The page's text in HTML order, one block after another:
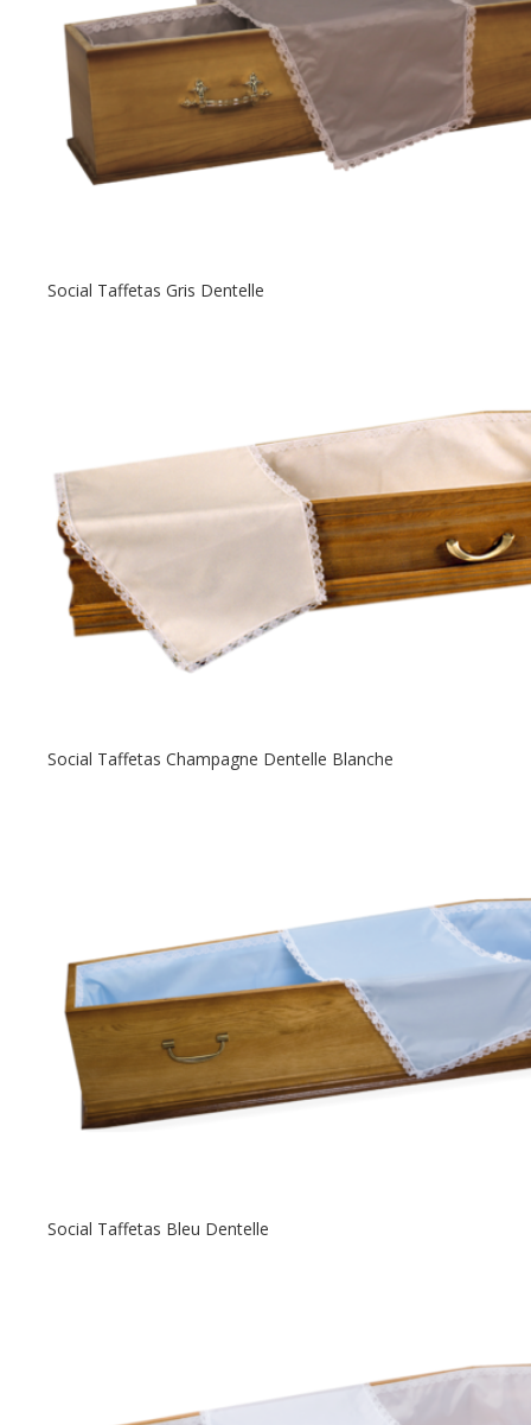
Social Taffetas Gris Dentelle
Social Taffetas Champagne Dentelle Blanche
Social Taffetas Bleu Dentelle